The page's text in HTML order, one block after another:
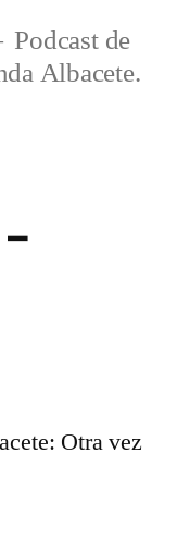
Podcast de
Albacete.
Otra vez